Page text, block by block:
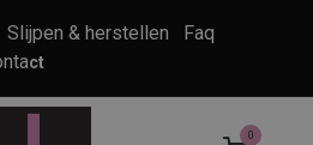
Slijpen & herstellen
Faq
ct
0